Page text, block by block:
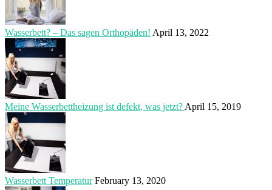
Wasserbett? – Das sagen Orthopäden! April 13, 2022
Meine Wasserbettheizung ist defekt, was jetzt? April 15, 2019
Wasserbett Temperatur February 13, 2020